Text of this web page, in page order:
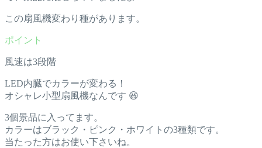
この扇風機変わり種があります。
風速は3段階
LED内臓でカラーが変わる！
オシャレ小型扇風機なんです 😆
3個景品に入ってます。
カラーはブラック・ピンク・ホワイトの3種類です。
当たった方はお使い下さいね。